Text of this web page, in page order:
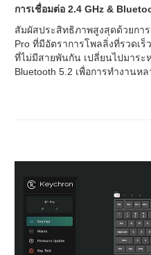
การเชื่อมต่อ 2.4 GHz &
สัมผัสประสิทธิภาพสูงสุดด้วยกา
Pro ที่มีอัตราการโพลลิ่งที่รวดเร็
ที่ไม่มีสายพันกัน เปลี่ยนไปมาระ
Bluetooth 5.2 เพื่อการทำงานห